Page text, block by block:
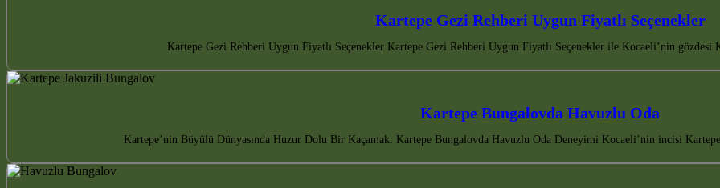
Kartepe Gezi Rehberi Uygun Fiyatlı Seçenekler
Kartepe Gezi Rehberi Uygun Fiyatlı Seçenekler Kartepe Gezi Rehberi Uygun Fiyatlı Seçenekler ile Kocaeli’nin gözdesi
Kartepe Bungalovda Havuzlu Oda
Kartepe’nin Büyülü Dünyasında Huzur Dolu Bir Kaçamak: Kartepe Bungalovda Havuzlu Oda Deneyimi Kocaeli’nin incisi